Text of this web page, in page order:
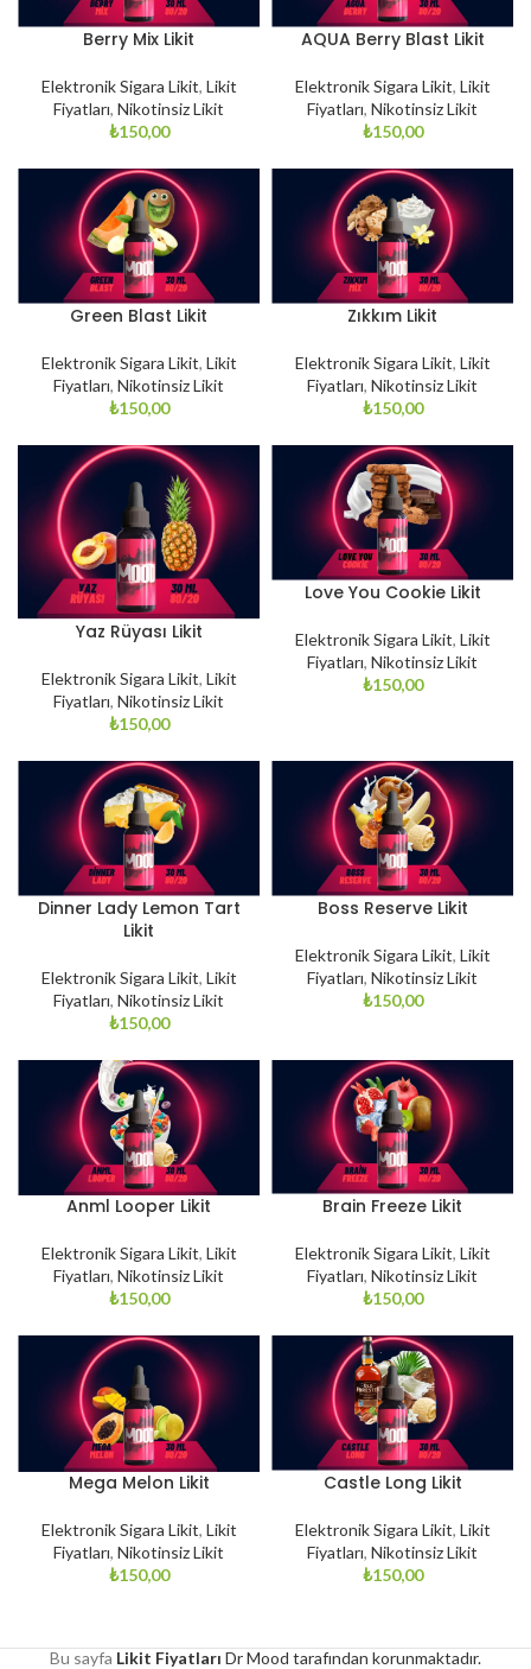
Berry Mix Likit
Elektronik Sigara Likit, Likit
Fiyatları, Nikotinsiz Likit
₺150,00
AQUA Berry Blast Likit
Elektronik Sigara Likit, Likit
Fiyatları, Nikotinsiz Likit
₺150,00
Green Blast Likit
Elektronik Sigara Likit, Likit
Fiyatları, Nikotinsiz Likit
₺150,00
Zıkkım Likit
Elektronik Sigara Likit, Likit
Fiyatları, Nikotinsiz Likit
₺150,00
Yaz Rüyası Likit
Elektronik Sigara Likit, Likit
Fiyatları, Nikotinsiz Likit
₺150,00
Love You Cookie Likit
Elektronik Sigara Likit, Likit
Fiyatları, Nikotinsiz Likit
₺150,00
Dinner Lady Lemon Tart
Likit
Elektronik Sigara Likit, Likit
Fiyatları, Nikotinsiz Likit
₺150,00
Boss Reserve Likit
Elektronik Sigara Likit, Likit
Fiyatları, Nikotinsiz Likit
₺150,00
Anml Looper Likit
Elektronik Sigara Likit, Likit
Fiyatları, Nikotinsiz Likit
₺150,00
Brain Freeze Likit
Elektronik Sigara Likit, Likit
Fiyatları, Nikotinsiz Likit
₺150,00
Mega Melon Likit
Elektronik Sigara Likit, Likit
Fiyatları, Nikotinsiz Likit
₺150,00
Castle Long Likit
Elektronik Sigara Likit, Likit
Fiyatları, Nikotinsiz Likit
₺150,00
Bu sayfa Likit Fiyatları Dr Mood tarafından korunmaktadır.